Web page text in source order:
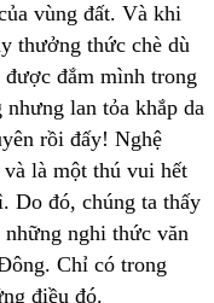
vùng đất. Và khi
thưởng thức chè dù
đắm mình trong
nhưng lan tỏa khắp da
rồi đấy! Nghệ
và là một thú vui hết
Do đó, chúng ta thấy
những nghi thức văn
Chỉ có trong
điều đó.